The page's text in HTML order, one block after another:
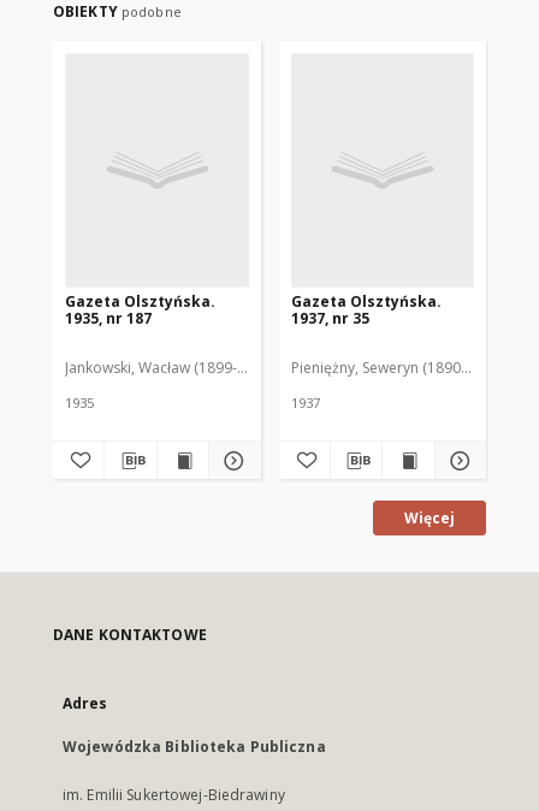
OBIEKTY podobne
Gazeta Olsztyńska.
1935, nr 187
Jankowski, Wacław (1899-1975). Red.
1935
Gazeta Olsztyńska.
1937, nr 35
Pieniężny, Seweryn (1890-1940). Red.
1937
Więcej
DANE KONTAKTOWE
Adres
Wojewódzka Biblioteka Publiczna
im. Emilii Sukertowej-Biedrawiny